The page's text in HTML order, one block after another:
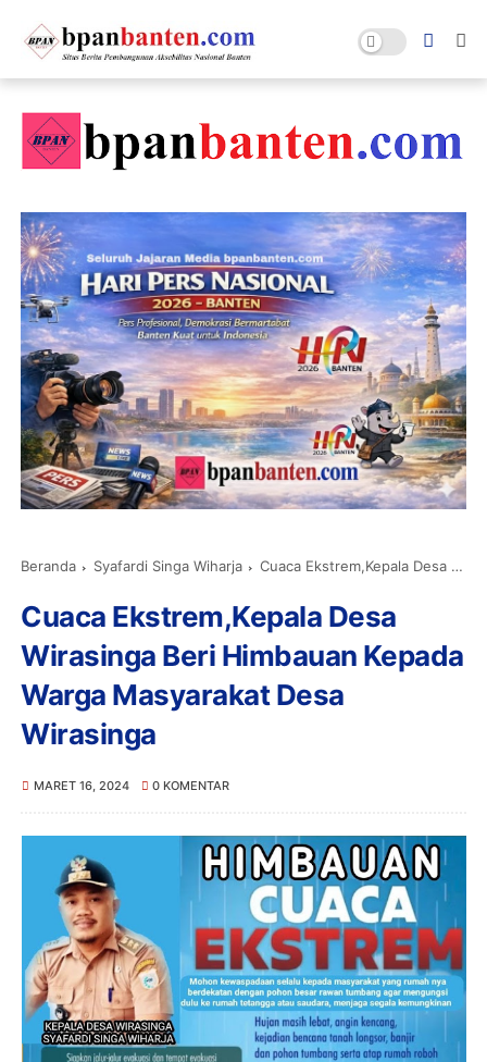
Beranda Syafardi Singa Wiharja Cuaca Ekstrem,Kepala Desa Wirasinga Beri Himbauan Kepada Warga Masyarakat Desa Wirasinga
Cuaca Ekstrem,Kepala Desa
Wirasinga Beri Himbauan Kepada
Warga Masyarakat Desa
Wirasinga
MARET 16, 2024 0 KOMENTAR